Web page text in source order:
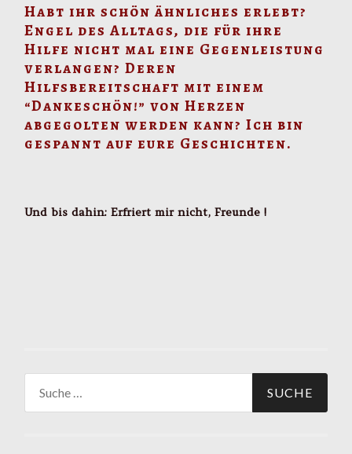
Habt ihr schön ähnliches erlebt?
Engel des Alltags, die für ihre
Hilfe nicht mal eine Gegenleistung
verlangen? Deren
Hilfsbereitschaft mit einem
“Dankeschön!” von Herzen
abgegolten werden kann? Ich bin
gespannt auf eure Geschichten.
Und bis dahin: Erfriert mir nicht, Freunde !
nach: